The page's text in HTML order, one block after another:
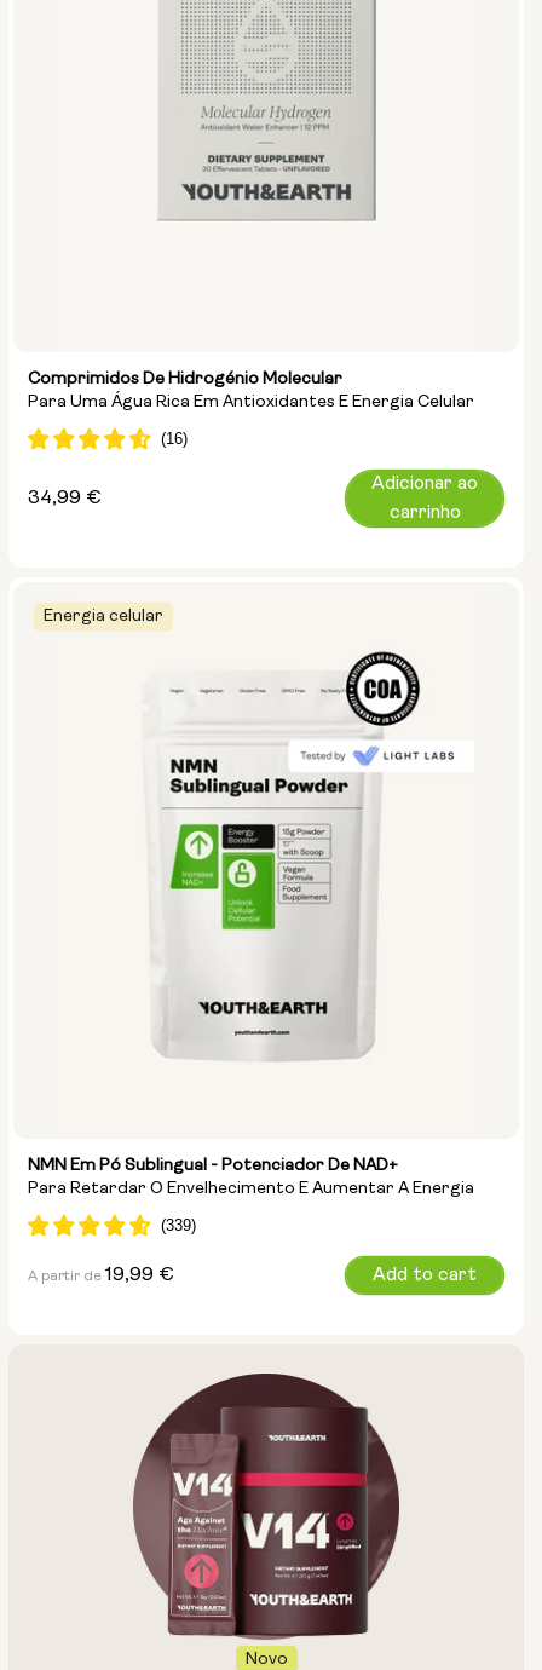
Comprimidos De Hidrogénio Molecular
Para Uma Água Rica Em Antioxidantes E Energia Celular
Preço
34,99 €
Adicionar ao
carrinho
Energia celular
NMN Em Pó Sublingual - Potenciador De NAD+
Para Retardar O Envelhecimento E Aumentar A Energia
Tamanho da bolsa:
30g 100g
Preço
A partir de 19,99 € Add to cart
Novo